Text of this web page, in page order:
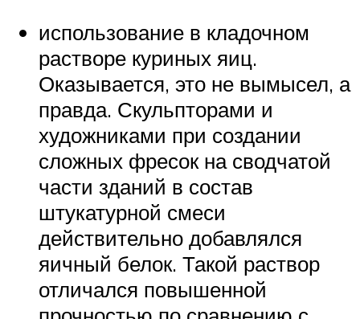
использование в кладочном
растворе куриных яиц.
Оказывается, это не вымысел, а
правда. Скульпторами и
художниками при создании
сложных фресок на сводчатой
части зданий в состав
штукатурной смеси
действительно добавлялся
яичный белок. Такой раствор
отличался повышенной